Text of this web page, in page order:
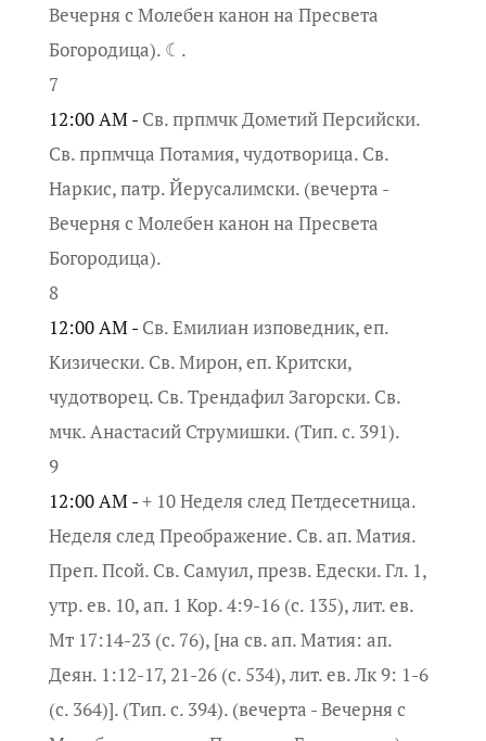
Вечерня с Молебен канон на Пресвета
Богородица). ☾.
7
12:00 AM - Св. прпмчк Дометий Персийски.
Св. прпмчца Потамия, чудотворица. Св.
Наркис, патр. Йерусалимски. (вечерта -
Вечерня с Молебен канон на Пресвета
Богородица).
8
12:00 AM - Св. Емилиан изповедник, еп.
Кизически. Св. Мирон, еп. Критски,
чудотворец. Св. Трендафил Загорски. Св.
мчк. Анастасий Струмишки. (Тип. с. 391).
9
12:00 AM -+ 10 Неделя след Петдесетница.
Неделя след Преображение. Св. ап. Матия.
Преп. Псой. Св. Самуил, презв. Едески. Гл. 1,
утр. ев. 10, ап. 1 Кор. 4:9-16 (с. 135), лит. ев.
Мт 17:14-23 (с. 76), [на св. ап. Матия: ап.
Деян. 1:12-17, 21-26 (с. 534), лит. ев. Лк 9: 1-6
(с. 364)]. (Тип. с. 394). (вечерта - Вечерня с